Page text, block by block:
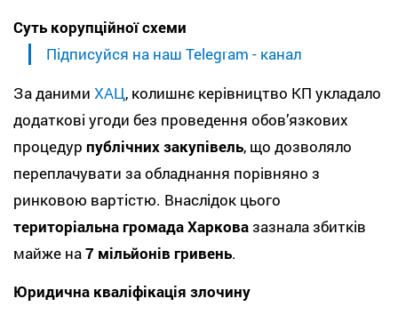
Суть корупційної схеми
Підписуйся на наш Telegram - канал
За даними ХАЦ, колишнє керівництво КП укладало
додаткові угоди без проведення обов’язкових
процедур публічних закупівель, що дозволяло
переплачувати за обладнання порівняно з
ринковою вартістю. Внаслідок цього
територіальна громада Харковазазнала збитків
майже на7 мільйонів гривень.
Юридична кваліфікація злочину